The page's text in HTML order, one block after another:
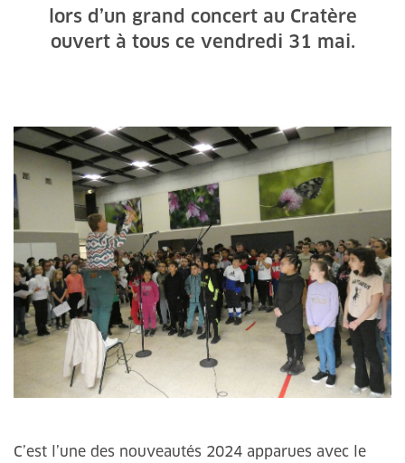
lors d’un grand concert au Cratère
ouvert à tous ce vendredi 31 mai.
C’est l’une des nouveautés 2024 apparues avec le